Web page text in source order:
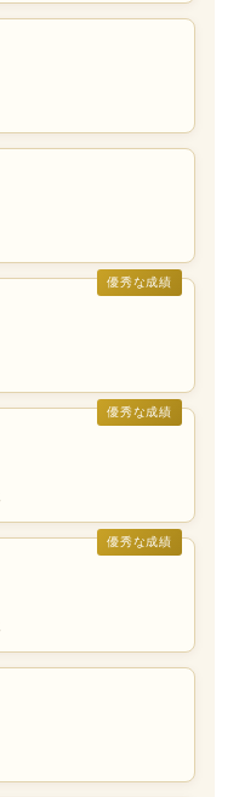
優秀な成績
優秀な成績
優秀な成績